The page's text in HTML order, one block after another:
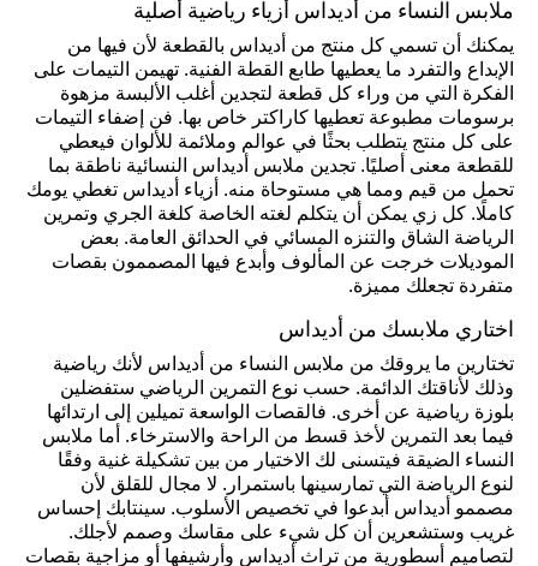
ملابس النساء من أديداس أزياء رياضية أصلية
يمكنك أن تسمي كل منتج من أديداس بالقطعة لأن فيها من
الإبداع والتفرد ما يعطيها طابع القطة الفنية. تهيمن التيمات على
الفكرة التي من وراء كل قطعة لتجدين أغلب الألبسة مزهوة
برسومات مطبوعة تعطيها كاراكتر خاص بها. فن إضفاء التيمات
على كل منتج يتطلب بحثًا في عوالم وملائمة للألوان فيعطي
للقطعة معنى أصليًا. تجدين ملابس أديداس النسائية ناطقة بما
تحمل من قيم ومما هي مستوحاة منه. أزياء أديداس تغطي يومك
كاملًا. كل زي يمكن أن يتكلم لغته الخاصة كلغة الجري وتمرين
الرياضة الشاق والتنزه المسائي في الحدائق العامة. بعض
الموديلات خرجت عن المألوف وأبدع فيها المصممون بقصات
متفردة تجعلك مميزة.
اختاري ملابسك من أديداس
تختارين ما يروقك من ملابس النساء من أديداس لأنك رياضية
وذلك لأناقتك الدائمة. حسب نوع التمرين الرياضي ستفضلين
بلوزة رياضية عن أخرى. فالقصات الواسعة تميلين إلى ارتدائها
فيما بعد التمرين لأخذ قسط من الراحة والاسترخاء. أما ملابس
النساء الضيقة فيتسنى لك الاختيار من بين تشكيلة غنية وفقًا
لنوع الرياضة التي تمارسينها باستمرار. لا مجال للقلق لأن
مصممو أديداس أبدعوا في تخصيص الأسلوب. سينتابك إحساس
غريب وستشعرين أن كل شيء على مقاسك وصمم لأجلك.
لتصاميم أسطورية من تراث أديداس وأرشيفها أو مزاجية بقصات